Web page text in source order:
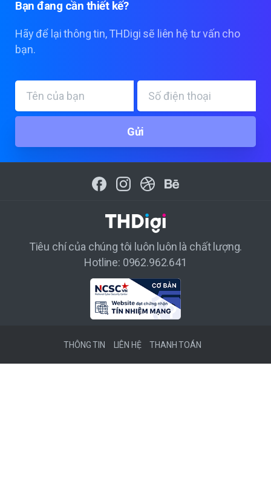
Bạn đang cần thiết kế?
Hãy để lại thông tin, THDigi sẽ liên hệ tư vấn cho
bạn.
Tiêu chí của chúng tôi luôn luôn là chất lượng.
Hotline: 0962.962.641
THÔNG TIN LIÊN HỆ THANH TOÁN